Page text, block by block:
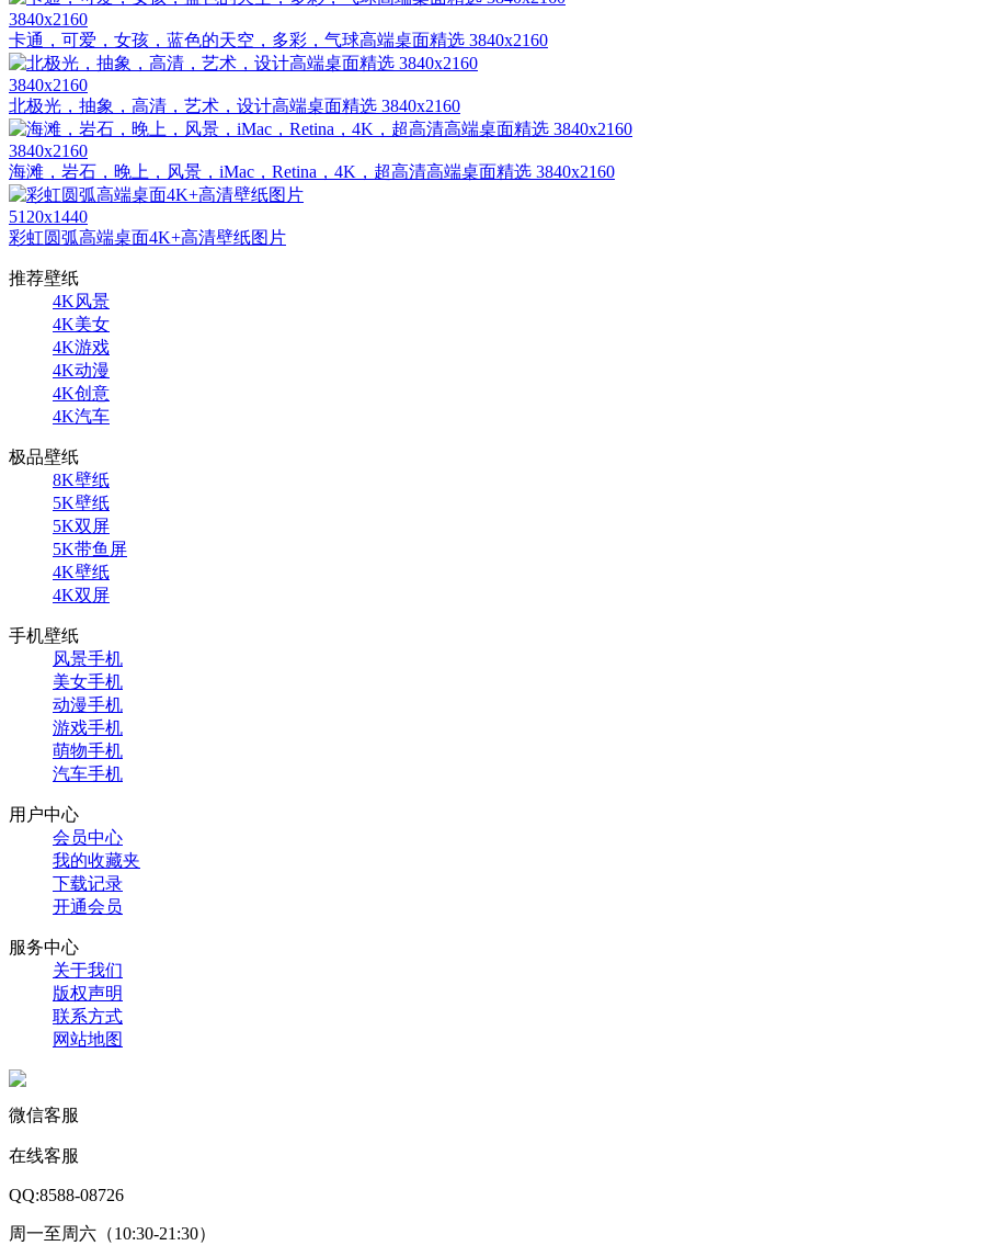
3840x2160
卡通，可爱，女孩，蓝色的天空，多彩，气球高端桌面精选 3840x2160
3840x2160
北极光，抽象，高清，艺术，设计高端桌面精选 3840x2160
3840x2160
海滩，岩石，晚上，风景，iMac，Retina，4K，超高清高端桌面精选 3840x2160
5120x1440
彩虹圆弧高端桌面4K+高清壁纸图片
推荐壁纸
4K风景
4K美女
4K游戏
4K动漫
4K创意
4K汽车
极品壁纸
8K壁纸
5K壁纸
5K双屏
5K带鱼屏
4K壁纸
4K双屏
手机壁纸
风景手机
美女手机
动漫手机
游戏手机
萌物手机
汽车手机
用户中心
会员中心
我的收藏夹
下载记录
开通会员
服务中心
关于我们
版权声明
联系方式
网站地图
微信客服
在线客服
QQ:8588-08726
周一至周六（10:30-21:30）